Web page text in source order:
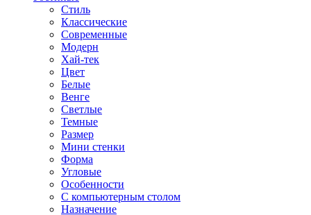
Стиль
Классические
Современные
Модерн
Хай-тек
Цвет
Белые
Венге
Светлые
Темные
Размер
Мини стенки
Форма
Угловые
Особенности
С компьютерным столом
Назначение